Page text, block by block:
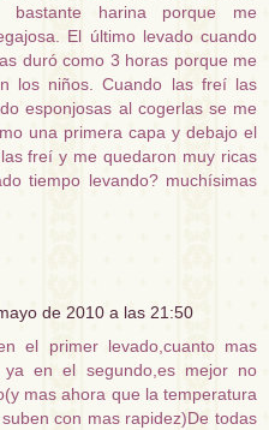
bastante harina porque me
El último levado cuando
duró como 3 horas porque me
los niños. Cuando las freí las
esponjosas al cogerlas se me
una primera capa y debajo el
freí y me quedaron muy ricas
tiempo levando? muchísimas
de 2010 a las 21:50
el primer levado,cuanto mas
ya en el segundo,es mejor no
mas ahora que la temperatura
con mas rapidez)De todas